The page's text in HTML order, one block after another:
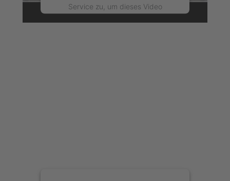
Service zu, um dieses Video